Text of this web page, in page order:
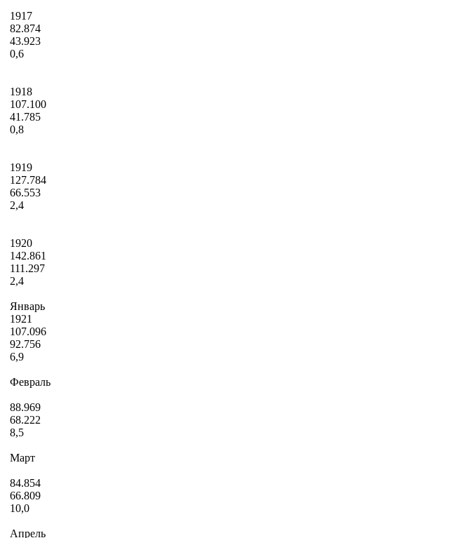
1917
82.874
43.923
0,6
1918
107.100
41.785
0,8
1919
127.784
66.553
2,4
1920
142.861
111.297
2,4
Январь
1921
107.096
92.756
6,9
Февраль
88.969
68.222
8,5
Март
84.854
66.809
10,0
Апрель